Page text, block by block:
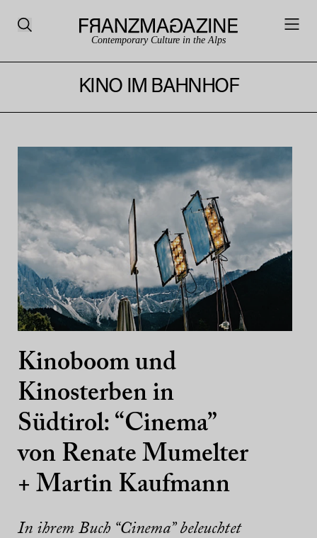
Contemporary Culture in the Alps
KINO IM BAHNHOF
Kinoboom und
Kinosterben in
Südtirol: “Cinema”
von Renate Mumelter
+ Martin Kaufmann
In ihrem Buch “Cinema” beleuchtet